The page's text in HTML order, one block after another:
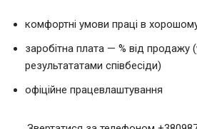
комфортні умови праці в
заробітна плата — % від продажу
результататами співбесіди)
офіційне працевлаштування